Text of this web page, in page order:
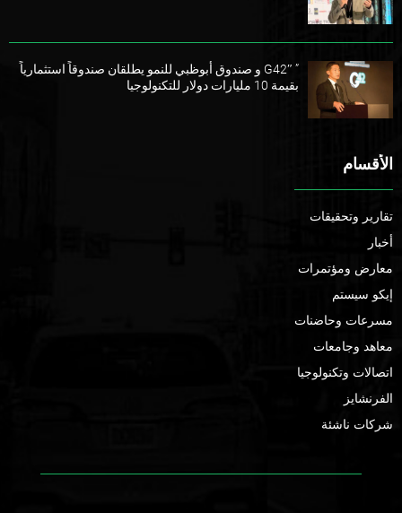
” G42″ و صندوق أبوظبي للنمو يطلقان صندوقاً استثمارياً
بقيمة 10 مليارات دولار للتكنولوجيا
الأقسام
تقارير وتحقيقات
أخبار
معارض ومؤتمرات
إيكو سيستم
مسرعات وحاضنات
معاهد وجامعات
اتصالات وتكنولوجيا
الفرنشايز
شركات ناشئة